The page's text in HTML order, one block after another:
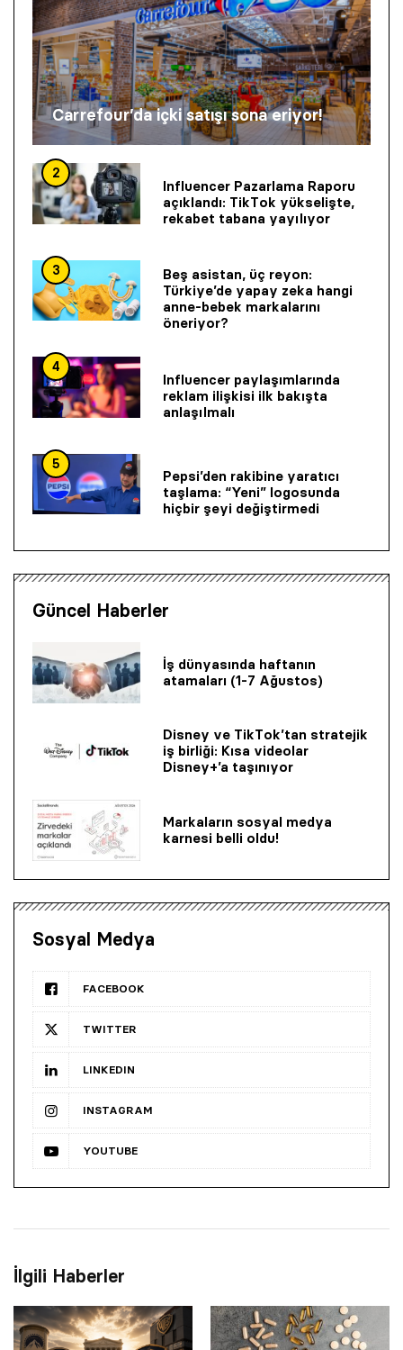
Carrefour’da içki satışı sona eriyor!
2
Influencer Pazarlama Raporu
açıklandı: TikTok yükselişte,
rekabet tabana yayılıyor
3
Beş asistan, üç reyon:
Türkiye’de yapay zeka hangi
anne-bebek markalarını
öneriyor?
4
Influencer paylaşımlarında
reklam ilişkisi ilk bakışta
anlaşılmalı
5
Pepsi’den rakibine yaratıcı
taşlama: “Yeni” logosunda
hiçbir şeyi değiştirmedi
Güncel Haberler
İş dünyasında haftanın
atamaları (1-7 Ağustos)
Disney ve TikTok’tan stratejik
iş birliği: Kısa videolar
Disney+’a taşınıyor
Markaların sosyal medya
karnesi belli oldu!
Sosyal Medya
FACEBOOK
TWITTER
LINKEDIN
INSTAGRAM
YOUTUBE
İlgili Haberler